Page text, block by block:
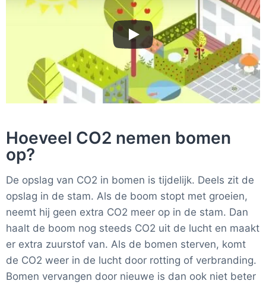
Hoeveel CO2 nemen bomen
op?
De opslag van CO2 in bomen is tijdelijk. Deels zit de
opslag in de stam. Als de boom stopt met groeien,
neemt hij geen extra CO2 meer op in de stam. Dan
haalt de boom nog steeds CO2 uit de lucht en maakt
er extra zuurstof van. Als de bomen sterven, komt
de CO2 weer in de lucht door rotting of verbranding.
Bomen vervangen door nieuwe is dan ook niet beter